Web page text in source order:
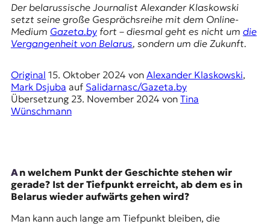
|
D
E
K
O
E
R
Der belarussische Journalist Alexander Klaskowski
setzt seine große Gesprächsreihe mit dem Online-
Medium Gazeta.byfort – diesmal geht es nicht um die
Vergangenheit von Belarus, sondern um die Zukunft.
Original 15. Oktober 2024 von Alexander Klaskowski,
Mark Dsjuba auf Salidarnasc/Gazeta.by
Übersetzung 23. November 2024 von Tina
Wünschmann
An welchem Punkt der Geschichte stehen wir
gerade? Ist der Tiefpunkt erreicht, ab dem es in
Belarus wieder aufwärts gehen wird?
Man kann auch lange am Tiefpunkt bleiben, die